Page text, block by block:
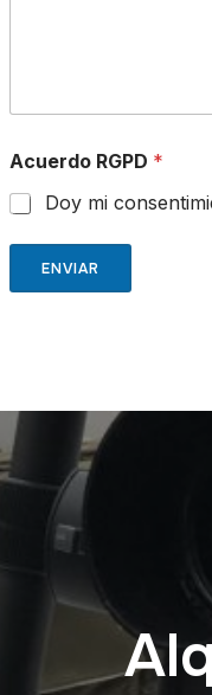
Acuerdo RGPD *
Doy mi
ENVIAR